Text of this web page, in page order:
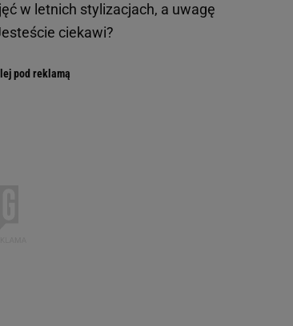
w letnich stylizacjach, a uwagę
ciekawi?